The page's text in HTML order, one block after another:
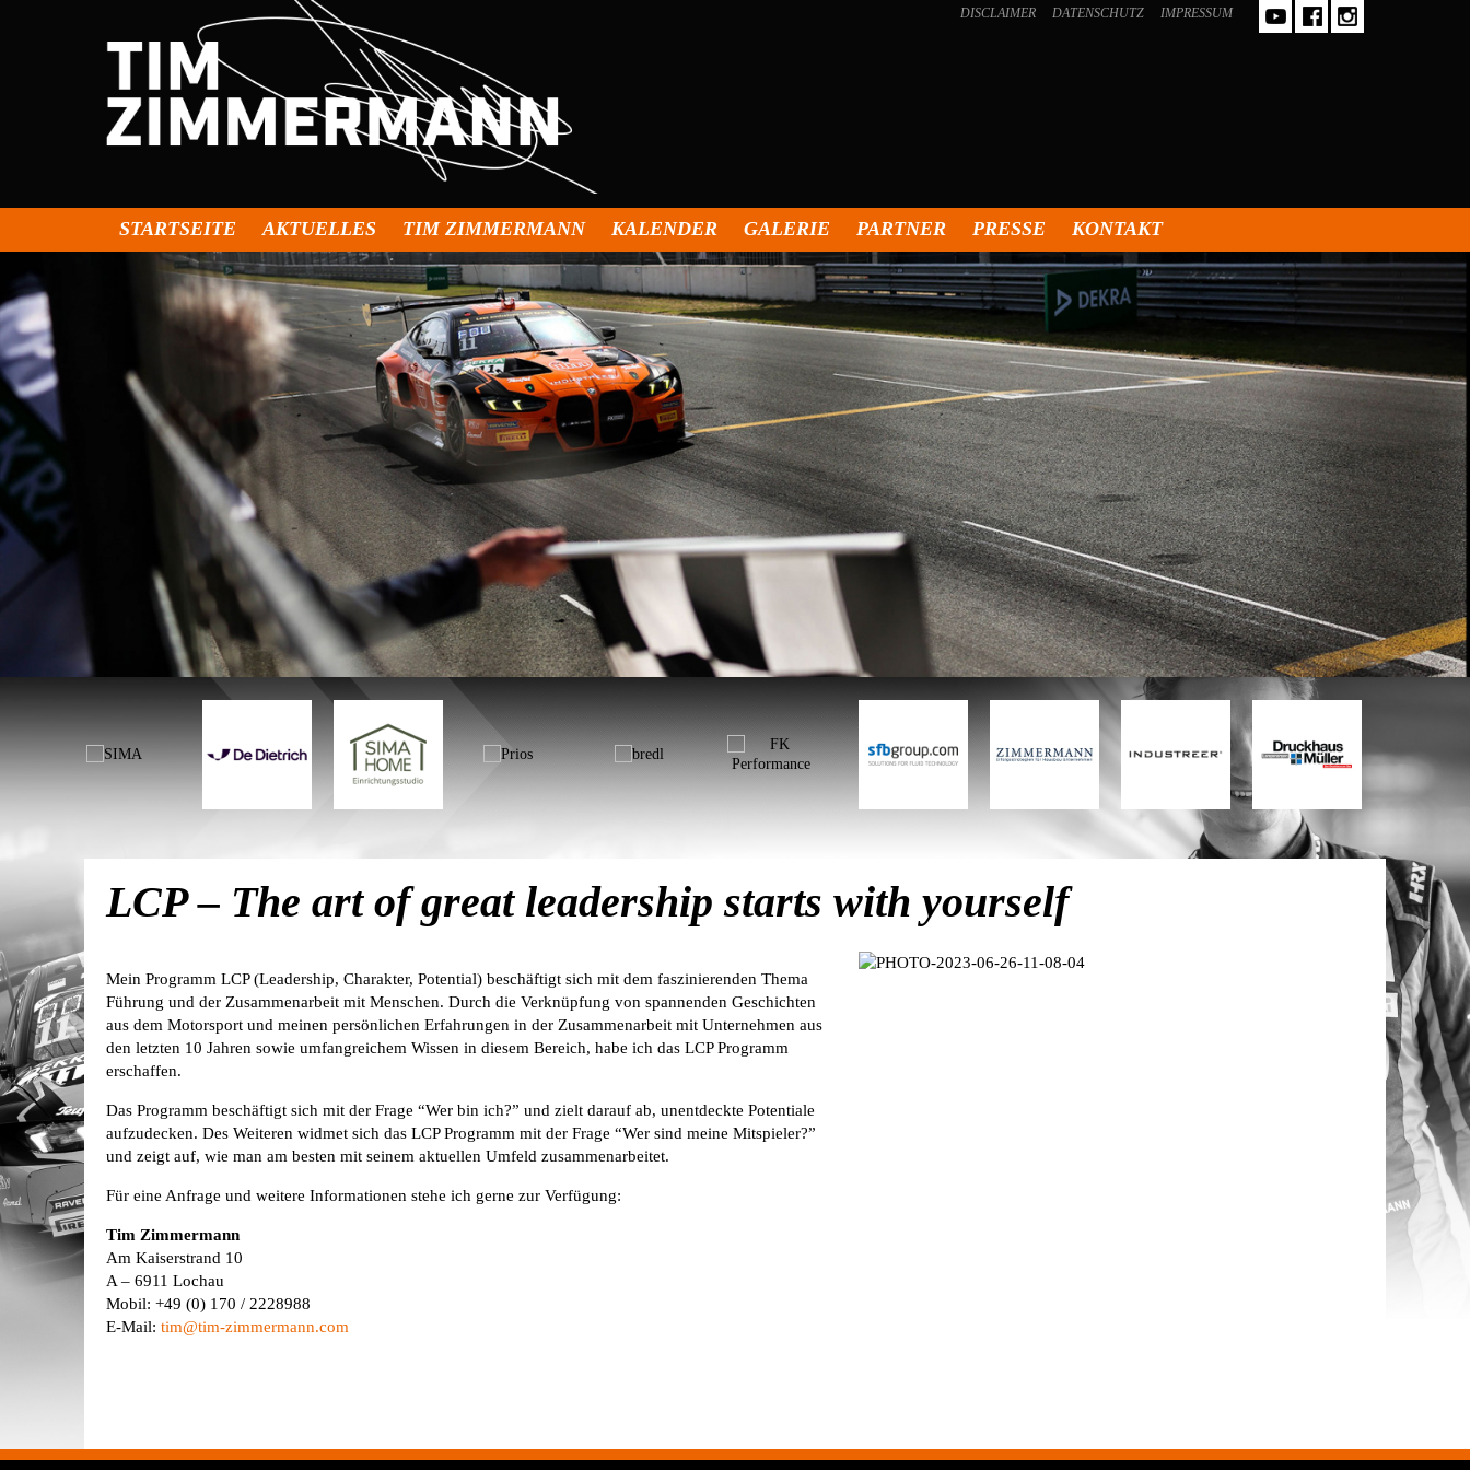
DISCLAIMER DATENSCHUTZ IMPRESSUM
STARTSEITE AKTUELLES TIM ZIMMERMANN KALENDER GALERIE PARTNER PRESSE KONTAKT
LCP – The art of great leadership starts with yourself
Mein Programm LCP (Leadership, Charakter, Potential) beschäftigt sich mit dem faszinierenden Thema
Führung und der Zusammenarbeit mit Menschen. Durch die Verknüpfung von spannenden Geschichten
aus dem Motorsport und meinen persönlichen Erfahrungen in der Zusammenarbeit mit Unternehmen aus
den letzten 10 Jahren sowie umfangreichem Wissen in diesem Bereich, habe ich das LCP Programm
erschaffen.
Das Programm beschäftigt sich mit der Frage “Wer bin ich?” und zielt darauf ab, unentdeckte Potentiale
aufzudecken. Des Weiteren widmet sich das LCP Programm mit der Frage “Wer sind meine Mitspieler?”
und zeigt auf, wie man am besten mit seinem aktuellen Umfeld zusammenarbeitet.
Für eine Anfrage und weitere Informationen stehe ich gerne zur Verfügung:
Tim Zimmermann
Am Kaiserstrand 10
A – 6911 Lochau
Mobil: +49 (0) 170 / 2228988
E-Mail: tim@tim-zimmermann.com